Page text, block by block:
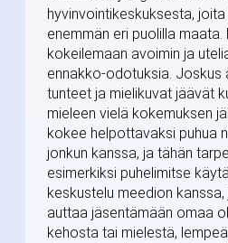
hyvinvointikeskuksesta,
enemmän eri puolilla
kokeilemaan avoimin ja
ennakko-odotuksia. Joskus
tunteet ja mielikuvat jäävät
mieleen vielä kokemuksen
kokee helpottavaksi puhua
jonkun kanssa, ja tähän
esimerkiksi puhelimitse
keskustelu meedion
auttaa jäsentämään omaa
kehosta tai mielestä,